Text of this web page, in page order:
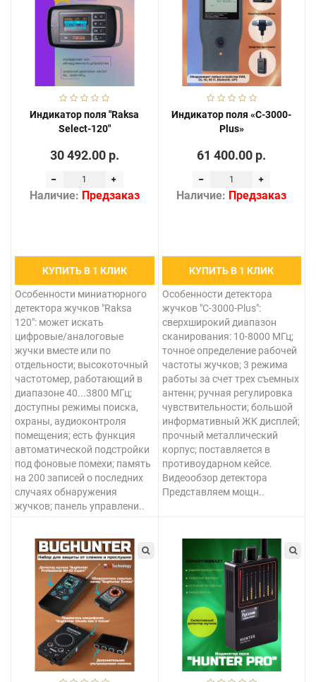
Индикатор поля "Raksa
Select-120"
30 492.00 р.
Наличие: Предзаказ
КУПИТЬ В 1 КЛИК
Особенности миниатюрного
детектора жучков "Raksa
120": может искать
цифровые/аналоговые
жучки вместе или по
отдельности; высокоточный
частотомер, работающий в
диапазоне 40...3800 МГц;
доступны режимы поиска,
охраны, аудиоконтроля
помещения; есть функция
автоматической подстройки
под фоновые помехи; память
на 200 записей о последних
случаях обнаружения
жучков; панель управлени..
Индикатор поля «C-3000-
Plus»
61 400.00 р.
Наличие: Предзаказ
КУПИТЬ В 1 КЛИК
Особенности детектора
жучков "C-3000-Plus":
сверхширокий диапазон
сканирования: 10-8000 МГц;
точное определение рабочей
частоты жучков; 3 режима
работы за счет трех съемных
антенн; ручная регулировка
чувствительности; большой
информативный ЖК дисплей;
прочный металлический
корпус; поставляется в
противоударном кейсе.
Видеообзор детектора
Представляем мощн..